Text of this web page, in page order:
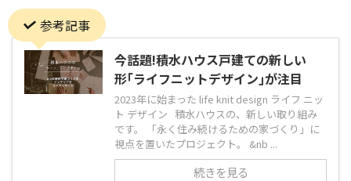
参考記事
今話題!積水ハウス戸建ての新しい
形｢ライフニットデザイン｣が注目
2023年に始まった life knit design ライフ ニッ
ト デザイン 積水ハウスの、新しい取り組み
です。 「永く住み続けるための家づくり」に
視点を置いたプロジェクト。 &nb ...
続きを見る